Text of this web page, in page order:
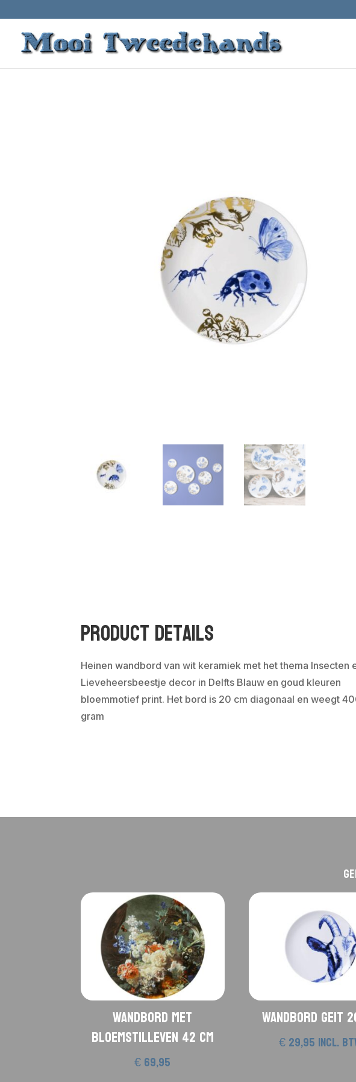
Product Details
Heinen wandbord van wit keramiek met het thema Insecten
Lieveheersbeestje decor in Delfts Blauw en goud kleuren
bloemmotief print. Het bord is 20 cm diagonaal en weegt
gram
Wandbord met
bloemstilleven 42 cm
€69,95
Wandbord Geit
€29,95incl.